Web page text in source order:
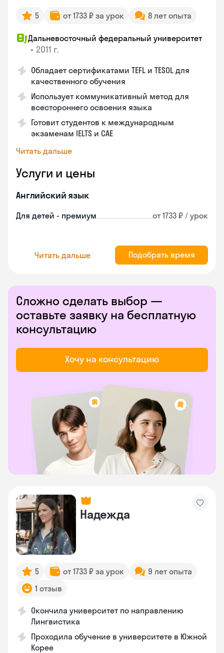
5 от 1733 ₽ за урок 8 лет опыта
Дальневосточный федеральный университет
• 2011 г.
Обладает сертификатами TEFL и TESOL для
качественного обучения
Использует коммуникативный метод для
всестороннего освоения языка
Готовит студентов к международным
экзаменам IELTS и CAE
Читать дальше
Услуги и цены
Английский язык
Для детей - премиум от 1733 ₽ / урок
Читать дальше Подобрать время
Сложно сделать выбор —
оставьте заявку на бесплатную
консультацию
Хочу на консультацию
Надежда
5 от 1733 ₽ за урок
9 лет опыта
1 отзыв
Окончила университет по направлению
Лингвистика
Проходила обучение в университете в Южной
Корее